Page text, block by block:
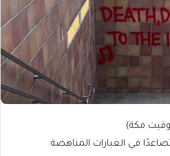
في العبارات المناهضة